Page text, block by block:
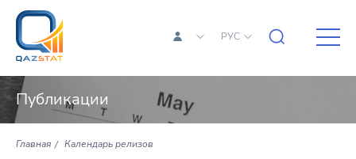
РУС
Публикации
Главная Календарь релизов